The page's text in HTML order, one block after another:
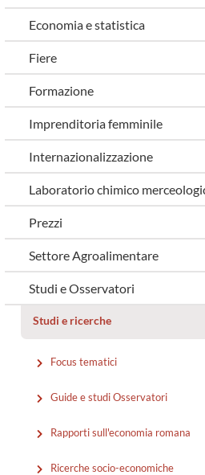
Economia e statistica
Fiere
Formazione
Imprenditoria femminile
Internazionalizzazione
Laboratorio chimico
Prezzi
Settore Agroalimentare
Studi e Osservatori
Studi e ricerche
Focus tematici
Guide e studi Osservatori
Rapporti sull'economia romana
Ricerche socio-economiche